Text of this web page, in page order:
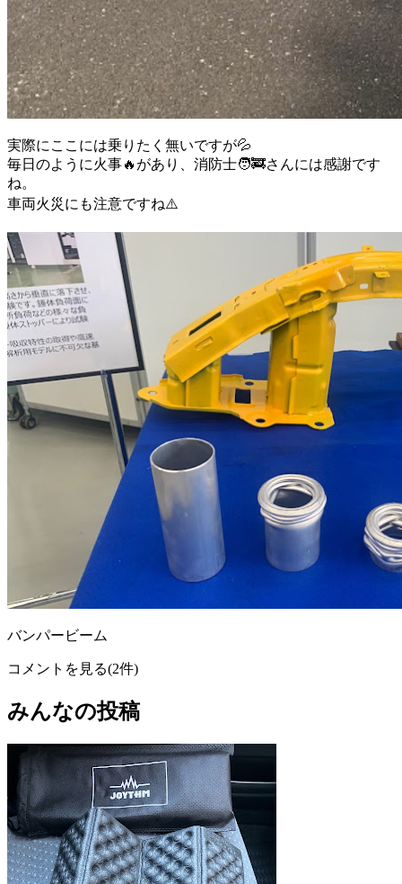
実際にここには乗りたく無いですが💦
毎日のように火事🔥があり、消防士🧑‍🚒さんには感謝です
ね。
車両火災にも注意ですね⚠️
バンパービーム
コメントを見る(2件)
みんなの投稿